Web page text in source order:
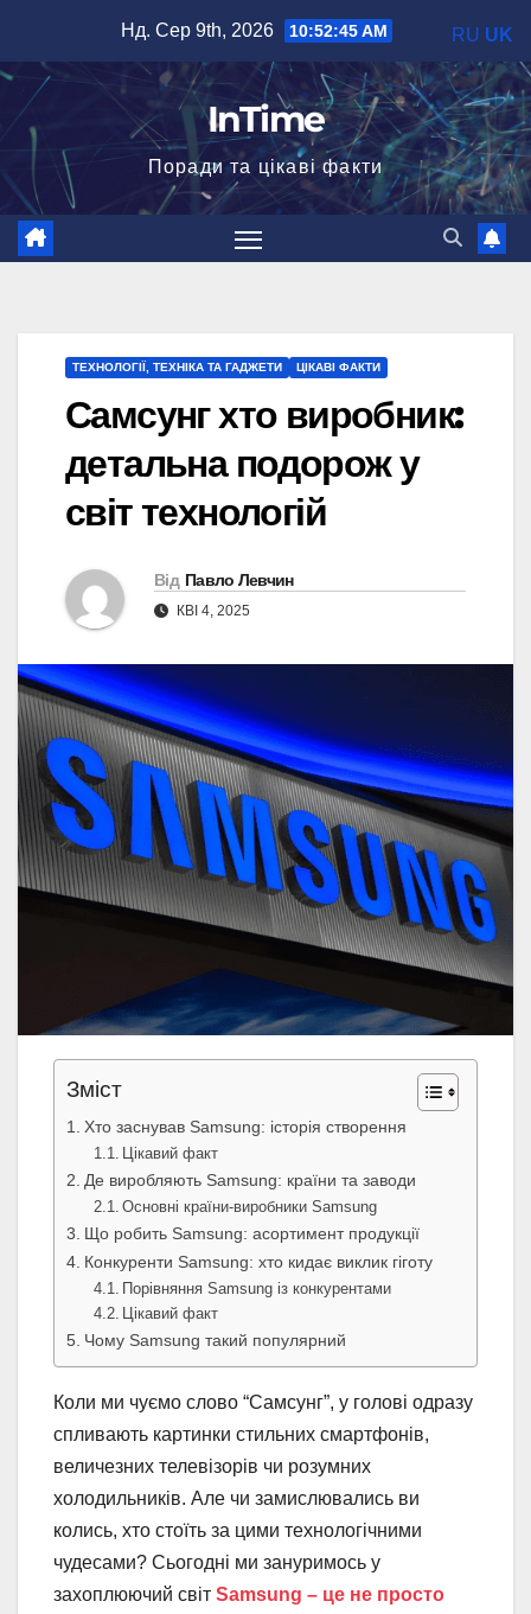
вмісту
Нд. Сер 9th, 2026 10:52:46 AM
InTime
Поради та цікаві факти
ТЕХНОЛОГІЇ, ТЕХНІКА ТА ГАДЖЕТИ ЦІКАВІ ФАКТИ
Самсунг хто виробник:
детальна подорож у
світ технологій
Від Павло Левчин
КВІ 4, 2025
Зміст
Хто заснував Samsung: історія створення
Цікавий факт
Де виробляють Samsung: країни та заводи
Основні країни-виробники Samsung
Що робить Samsung: асортимент продукції
Конкуренти Samsung: хто кидає виклик гіготу
Порівняння Samsung із конкурентами
Цікавий факт
Чому Samsung такий популярний
Коли ми чуємо слово “Самсунг”, у голові одразу
спливають картинки стильних смартфонів,
величезних телевізорів чи розумних
холодильників. Але чи замислювались ви
колись, хто стоїть за цими технологічними
чудесами? Сьогодні ми зануримось у
захоплюючий світ Samsung – це не просто
RU UK